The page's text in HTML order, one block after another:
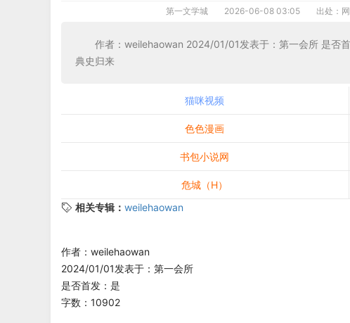
第一文学城 2026-06-08 03:05 出处：
作者：weilehaowan 2024/01/01发表于：第
典史归来
猫咪视频
色色漫画
书包小说网
危城（H）
相关专辑： weilehaowan
作者：weilehaowan
2024/01/01发表于：第一会所
是否首发：是
字数：10902